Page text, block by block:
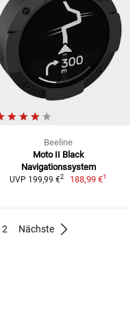
Beeline
Moto II Black
Navigationssystem
UVP 199,99 €2 188,99 €1
2 Nächste